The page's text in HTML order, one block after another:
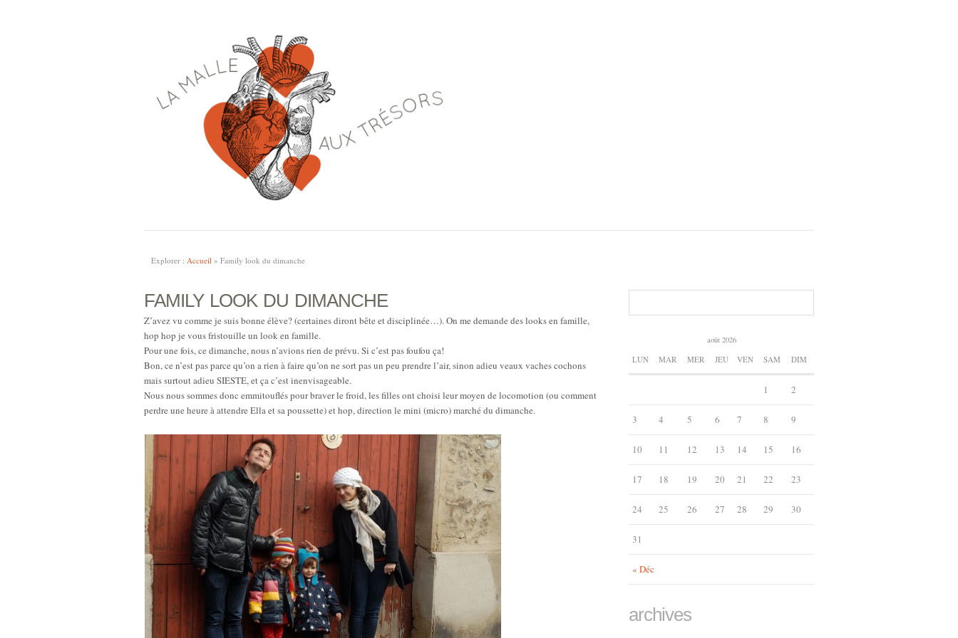
Explorer : Accueil » Family look du dimanche
FAMILY LOOK DU DIMANCHE
Z’avez vu comme je suis bonne élève? (certaines diront bête et disciplinée…). On me demande des looks en famille,
hop hop je vous fristouille un look en famille.
Pour une fois, ce dimanche, nous n’avions rien de prévu. Si c’est pas foufou ça!
Bon, ce n’est pas parce qu’on a rien à faire qu’on ne sort pas un peu prendre l’air, sinon adieu veaux vaches cochons
mais surtout adieu SIESTE, et ça c’est inenvisageable.
Nous nous sommes donc emmitouflés pour braver le froid, les filles ont choisi leur moyen de locomotion (ou comment
perdre une heure à attendre Ella et sa poussette) et hop, direction le mini (micro) marché du dimanche.
août 2026
LUN MAR MER JEU VEN SAM DIM
« Déc
1 2
3 4 5 6 7 8 9
10 11 12 13 14 15 16
17 18 19 20 21 22 23
24 25 26 27 28 29 30
31
archives